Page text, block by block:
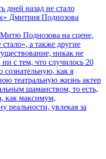
дней назад не стало
Дмитрия Поднозова
Митю Поднозова на сцене,
а также другие
никак не
с тем, что случилось 20
как я
театральную жизнь актер
шаманством, то есть,
как максимум,
реальности, увлекая за